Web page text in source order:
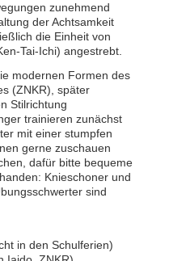
zunehmend
der Achtsamkeit
die Einheit von
Tai-Ichi) angestrebt.
modernen Formen des
(ZNKR), später
Stilrichtung
trainieren zunächst
mit einer stumpfen
gerne zuschauen
dafür bitte bequeme
Knieschoner und
sind
in den Schulferien)